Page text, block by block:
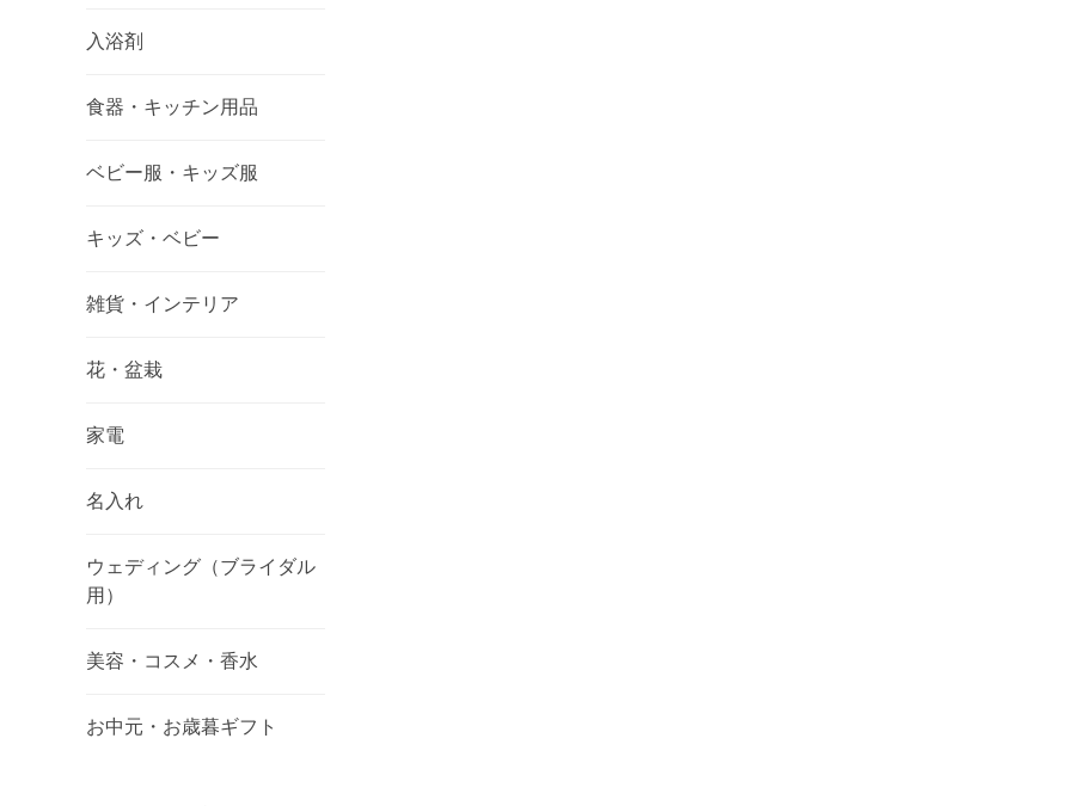
入浴剤
食器・キッチン用品
ベビー服・キッズ服
キッズ・ベビー
雑貨・インテリア
花・盆栽
家電
名入れ
ウェディング（ブライダル
用）
美容・コスメ・香水
お中元・お歳暮ギフト